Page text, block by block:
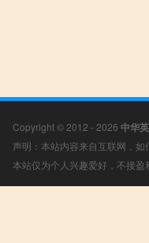
Copyright © 2012 - 2026 中华
声明：本站内容来自互联网，
本站仅为个人兴趣爱好，不接盈